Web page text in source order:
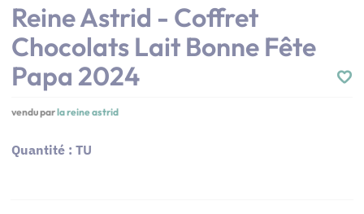
Reine Astrid - Coffret
Chocolats Lait Bonne Fête
Papa 2024
vendu parla reine astrid
Quantité : TU